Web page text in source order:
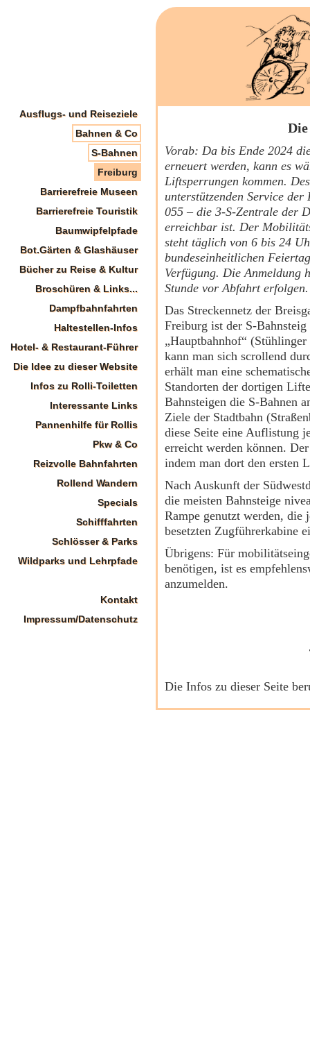
Ausflugs- und Reiseziele
Bahnen & Co
S-Bahnen
Freiburg
Barrierefreie Museen
Barrierefreie Touristik
Baumwipfelpfade
Bot.Gärten & Glashäuser
Bücher zu Reise & Kultur
Broschüren & Links...
Dampfbahnfahrten
Haltestellen-Infos
Hotel- & Restaurant-Führer
Die Idee zu dieser Website
Infos zu Rolli-Toiletten
Interessante Links
Pannenhilfe für Rollis
Pkw & Co
Reizvolle Bahnfahrten
Rollend Wandern
Specials
Schifffahrten
Schlösser & Parks
Wildparks und Lehrpfade
Kontakt
Impressum/Datenschutz
Vorab: Da bis Ende 2024
erneuert werden, kann es
Liftsperrungen kommen.
unterstützenden Service
055 – die 3-S-Zentrale der
erreichbar ist. Der
steht täglich von 6 bis 24
bundeseinheitlichen
Verfügung. Die Anmeldung
Stunde vor Abfahrt erfolgen.
Das Streckennetz der
Freiburg ist der S-
„Hauptbahnhof“
kann man sich scrollend
erhält man eine
Standorten der dortigen
Bahnsteigen die S-Bahnen
Ziele der Stadtbahn
diese Seite eine Auflistung
erreicht werden können.
indem man dort den ersten
Nach Auskunft der
die meisten Bahnsteige
Rampe genutzt werden,
besetzten Zugführerkabine
Übrigens: Für
benötigen, ist es
anzumelden.
Die Infos zu dieser Seite